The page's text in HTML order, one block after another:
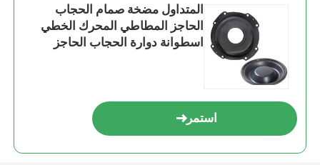
المتداول مضخة صمام الحجاب
الحاجز المطاطي المحرك الخطي
اسطوانة دوارة الحجاب الحاجز
استمر